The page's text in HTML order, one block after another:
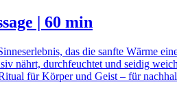
| 60 min
das die sanfte Wärme
nährt, durchfeuchtet und seidig
für Körper und Geist – für